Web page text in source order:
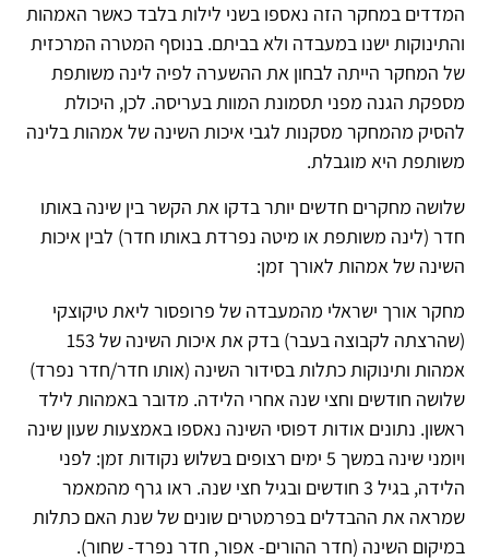
המדדים במחקר הזה נאספו בשני לילות בלבד כאשר האמהות
והתינוקות ישנו במעבדה ולא בביתם. בנוסף המטרה המרכזית
של המחקר הייתה לבחון את ההשערה לפיה לינה משותפת
מספקת הגנה מפני תסמונת המוות בעריסה. לכן, היכולת
להסיק מהמחקר מסקנות לגבי איכות השינה של אמהות בלינה
משותפת היא מוגבלת.
שלושה מחקרים חדשים יותר בדקו את הקשר בין שינה באותו
חדר (לינה משותפת או מיטה נפרדת באותו חדר) לבין איכות
השינה של אמהות לאורך זמן:
מחקר אורך ישראלי מהמעבדה של פרופסור ליאת טיקוצקי
(שהרצתה לקבוצה בעבר) בדק את איכות השינה של 153
אמהות ותינוקות כתלות בסידור השינה (אותו חדר/חדר נפרד)
שלושה חודשים וחצי שנה אחרי הלידה. מדובר באמהות לילד
ראשון. נתונים אודות דפוסי השינה נאספו באמצעות שעון שינה
ויומני שינה במשך 5 ימים רצופים בשלוש נקודות זמן: לפני
הלידה, בגיל 3 חודשים ובגיל חצי שנה. ראו גרף מהמאמר
שמראה את ההבדלים בפרמטרים שונים של שנת האם כתלות
במיקום השינה (חדר ההורים- אפור, חדר נפרד- שחור).